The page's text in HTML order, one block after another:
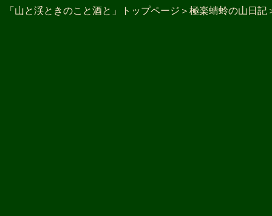
「山と渓ときのこと酒と」トップページ ＞ 極楽蜻蛉の山日記